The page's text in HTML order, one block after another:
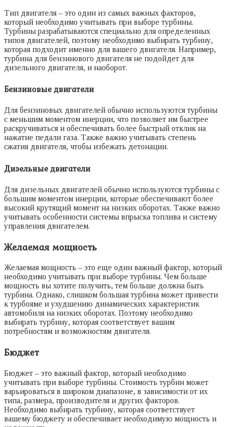
Тип двигателя – это один из самых важных факторов,
который необходимо учитывать при выборе турбины.
Турбины разрабатываются специально для определенных
типов двигателей, поэтому необходимо выбирать турбину,
которая подходит именно для вашего двигателя. Например,
турбина для бензинового двигателя не подойдет для
дизельного двигателя, и наоборот.
Бензиновые двигатели
Для бензиновых двигателей обычно используются турбины
с меньшим моментом инерции, что позволяет им быстрее
раскручиваться и обеспечивать более быстрый отклик на
нажатие педали газа. Также важно учитывать степень
сжатия двигателя, чтобы избежать детонации.
Дизельные двигатели
Для дизельных двигателей обычно используются турбины с
большим моментом инерции, которые обеспечивают более
высокий крутящий момент на низких оборотах. Также важно
учитывать особенности системы впрыска топлива и систему
управления двигателем.
Желаемая мощность
Желаемая мощность – это еще один важный фактор, который
необходимо учитывать при выборе турбины. Чем больше
мощность вы хотите получить, тем больше должна быть
турбина. Однако, слишком большая турбина может привести
к турбояме и ухудшению динамических характеристик
автомобиля на низких оборотах. Поэтому необходимо
выбирать турбину, которая соответствует вашим
потребностям и возможностям двигателя.
Бюджет
Бюджет – это важный фактор, который необходимо
учитывать при выборе турбины. Стоимость турбин может
варьироваться в широком диапазоне, в зависимости от их
типа, размера, производителя и других факторов.
Необходимо выбирать турбину, которая соответствует
вашему бюджету и обеспечивает необходимую мощность и